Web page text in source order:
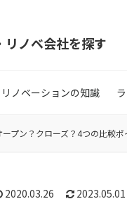
リノベ会社を探す
リノベーションの知識
プン？クローズ？4つの比較ポ
2020.03.26 2023.05.01